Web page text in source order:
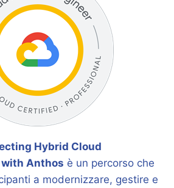
Hybrid Cloud
Anthos è un percorso che
a modernizzare, gestire e